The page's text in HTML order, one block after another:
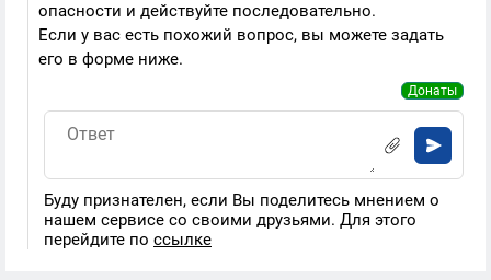
опасности и действуйте последовательно.
Если у вас есть похожий вопрос, вы можете задать
его в форме ниже.
Донаты
Буду признателен, если Вы поделитесь мнением о
нашем сервисе со своими друзьями. Для этого
перейдите по ссылке